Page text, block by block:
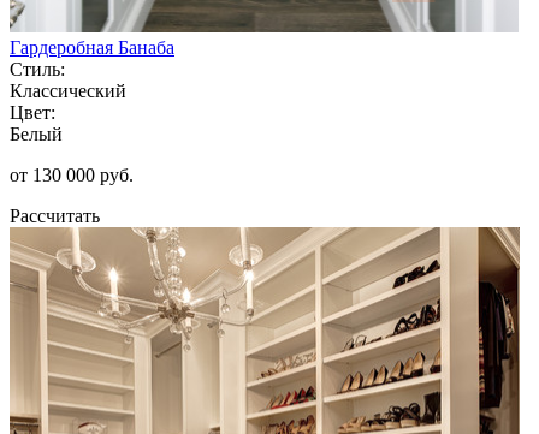
Гардеробная Банаба
Стиль:
Классический
Цвет:
Белый
от 130 000 руб.
Рассчитать